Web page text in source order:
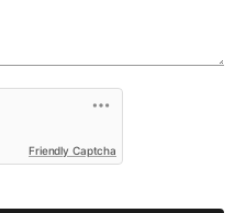
Friendly Captcha